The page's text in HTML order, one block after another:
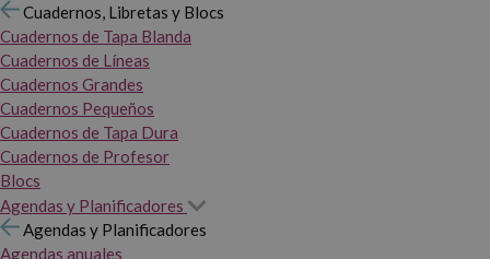
Cuadernos, Libretas y Blocs
Cuadernos de Tapa Blanda
Cuadernos de Líneas
Cuadernos Grandes
Cuadernos Pequeños
Cuadernos de Tapa Dura
Cuadernos de Profesor
Blocs
Agendas y Planificadores
Agendas y Planificadores
Agendas anuales